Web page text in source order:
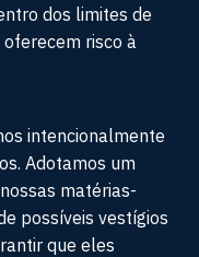
dos limites de
risco à
intencionalmente
Adotamos um
matérias-
possíveis vestígios
que eles